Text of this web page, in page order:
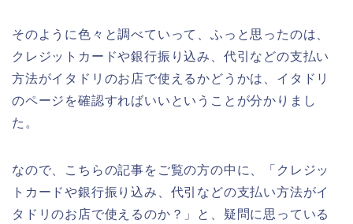
そのように色々と調べていって、ふっと思ったのは、
クレジットカードや銀行振り込み、代引などの支払い
方法がイタドリのお店で使えるかどうかは、イタドリ
のページを確認すればいいということが分かりまし
た。
なので、こちらの記事をご覧の方の中に、「クレジッ
トカードや銀行振り込み、代引などの支払い方法がイ
タドリのお店で使えるのか？」と、疑問に思っている